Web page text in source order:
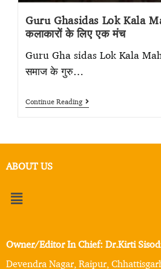
Guru Ghasidas Lok Kala
कलाकारों के लिए एक मंच
Guru Gha sidas Lok Kala
समाज के गुरु…
Continue Reading
ABOUT US
Owner/Editor In Chief: Dr.Kirti
Devendra Nagar, Raipur,